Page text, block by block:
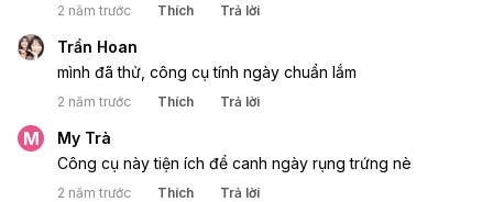
2 năm trước Thích Trả lời
Trần Hoan
mình đã thử, công cụ tính ngày chuẩn lắm
2 năm trước Thích Trả lời
M
My Trà
Công cụ này tiện ích để canh ngày rụng trứng nè
2 năm trước Thích Trả lời